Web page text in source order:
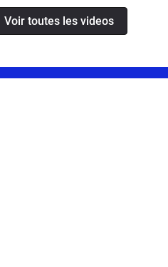
Voir toutes les videos